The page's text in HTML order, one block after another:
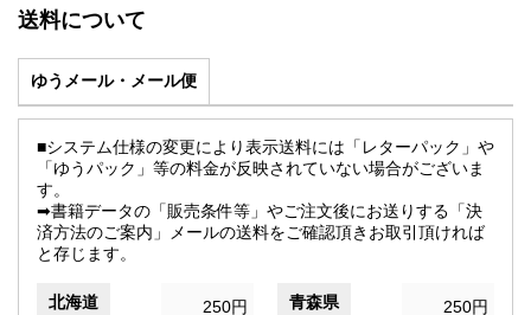
送料について
ゆうメール・メール便
■システム仕様の変更により表示送料には「レターパック」や
「ゆうパック」等の料金が反映されていない場合がございま
す。
➡書籍データの「販売条件等」やご注文後にお送りする「決
済方法のご案内」メールの送料をご確認頂きお取引頂ければ
と存じます。
北海道 250円 青森県 250円